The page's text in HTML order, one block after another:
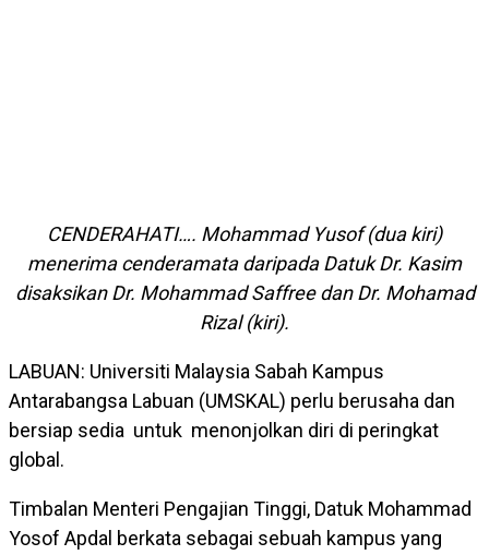
CENDERAHATI…. Mohammad Yusof (dua kiri)
menerima cenderamata daripada Datuk Dr. Kasim
disaksikan Dr. Mohammad Saffree dan Dr. Mohamad
Rizal (kiri).
LABUAN: Universiti Malaysia Sabah Kampus
Antarabangsa Labuan (UMSKAL) perlu berusaha dan
bersiap sedia untuk menonjolkan diri di peringkat
global.
Timbalan Menteri Pengajian Tinggi, Datuk Mohammad
Yosof Apdal berkata sebagai sebuah kampus yang